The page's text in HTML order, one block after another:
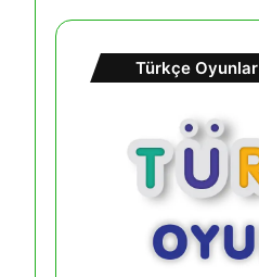
Türkçe Oyunlar